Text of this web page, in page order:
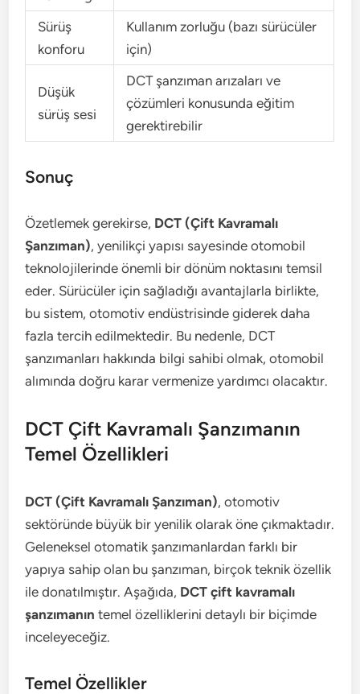
Sürüş
konforu
Kullanım zorluğu (bazı sürücüler
için)
Düşük
sürüş sesi
DCT şanzıman arızaları ve
çözümleri konusunda eğitim
gerektirebilir
Sonuç
Özetlemek gerekirse, DCT (Çift Kavramalı
Şanzıman), yenilikçi yapısı sayesinde otomobil
teknolojilerinde önemli bir dönüm noktasını temsil
eder. Sürücüler için sağladığı avantajlarla birlikte,
bu sistem, otomotiv endüstrisinde giderek daha
fazla tercih edilmektedir. Bu nedenle, DCT
şanzımanları hakkında bilgi sahibi olmak, otomobil
alımında doğru karar vermenize yardımcı olacaktır.
DCT Çift Kavramalı Şanzımanın
Temel Özellikleri
DCT (Çift Kavramalı Şanzıman), otomotiv
sektöründe büyük bir yenilik olarak öne çıkmaktadır.
Geleneksel otomatik şanzımanlardan farklı bir
yapıya sahip olan bu şanzıman, birçok teknik özellik
ile donatılmıştır. Aşağıda, DCT çift kavramalı
şanzımanın temel özelliklerini detaylı bir biçimde
inceleyeceğiz.
Temel Özellikler